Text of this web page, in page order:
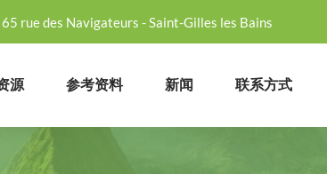
65 rue des Navigateurs - Saint-Gilles les Bains
源 参考资料 新闻 联系方式